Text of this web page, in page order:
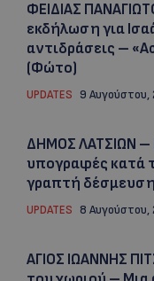
ΦΕΙΔΙΑΣ
εκδήλωση για
αντιδράσεις –
(Φώτο)
UPDATES 9 Αυγούστου,
ΔΗΜΟΣ ΛΑΤΣΙΩΝ –
υπογραφές κατά
γραπτή
UPDATES 8 Αυγούστου,
ΑΓΙΟΣ ΙΩΑΝΝΗΣ